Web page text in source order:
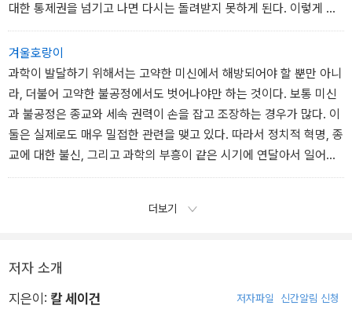
대한 통제권을 넘기고 나면 다시는 돌려받지 못하게 된다. 이렇게 오
래된 속임수가 새로운 옷을 입고 계속해서 살아남게 된다.(p200/40
8)
겨울호랑이
과학이 발달하기 위해서는 고약한 미신에서 해방되어야 할 뿐만 아니
라, 더불어 고약한 불공정에서도 벗어나야만 하는 것이다. 보통 미신
과 불공정은 종교와 세속 권력이 손을 잡고 조장하는 경우가 많다. 이
둘은 실제로도 매우 밀접한 관련을 맺고 있다. 따라서 정치적 혁명, 종
교에 대한 불신, 그리고 과학의 부흥이 같은 시기에 연달아서 일어나
고는 했다는 것은 놀라운 일이 아니다. 미신으로부터의 해방은 과학
더보기
저자 소개
지은이: 칼 세이건 저자파일 신간알림 신청